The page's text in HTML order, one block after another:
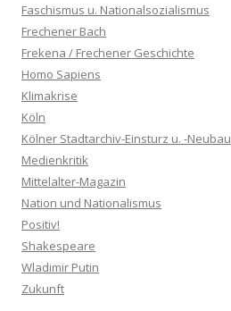
Faschismus u. Nationalsozialismus
Frechener Bach
Frekena / Frechener Geschichte
Homo Sapiens
Klimakrise
Köln
Kölner Stadtarchiv-Einsturz u. -Neubau
Medienkritik
Mittelalter-Magazin
Nation und Nationalismus
Positiv!
Shakespeare
Wladimir Putin
Zukunft